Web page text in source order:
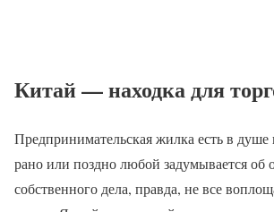
Китай — находка для
Предпринимательская жилка есть в душе
рано или поздно любой задумывается об
собственного дела, правда, не все